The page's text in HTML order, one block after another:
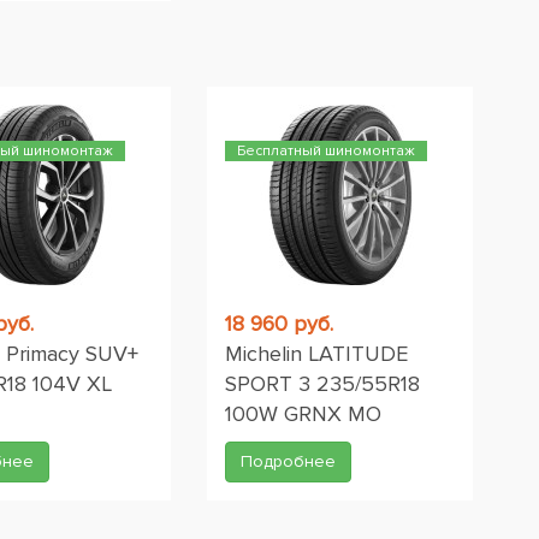
шиномонтаж
SUV+
104V XL
Бесплатный шиномонтаж
18 960 руб.
Michelin LATITUDE
SPORT 3 235/55R18
100W GRNX MO
Подробнее